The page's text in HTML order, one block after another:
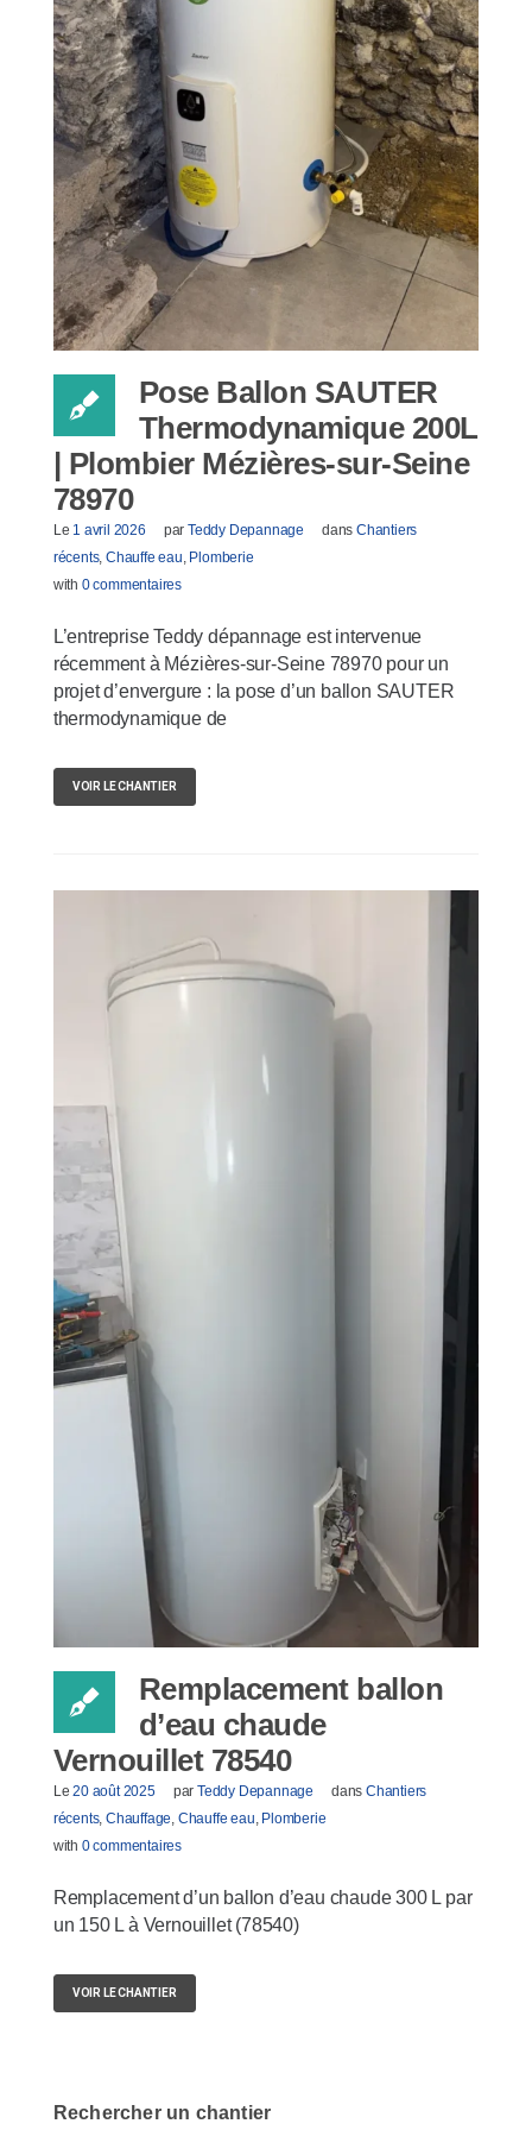
Pose Ballon SAUTER
Thermodynamique 200L
| Plombier Mézières-sur-Seine
78970
Le 1 avril 2026 parTeddy Depannage dansChantiers
récents,Chauffe eau, Plomberie
with 0 commentaires
L’entreprise Teddy dépannage est intervenue
récemment à Mézières-sur-Seine 78970 pour un
projet d’envergure : la pose d’un ballon SAUTER
thermodynamique de
VOIR LE CHANTIER
Remplacement ballon
d’eau chaude
Vernouillet 78540
Le20 août 2025 parTeddy Depannage dansChantiers
récents,Chauffage Chauffe eau Plomberie
with 0 commentaires
Remplacement d’un ballon d’eau chaude 300 L par
un 150 L à Vernouillet (78540)
VOIR LE CHANTIER
Rechercher un chantier